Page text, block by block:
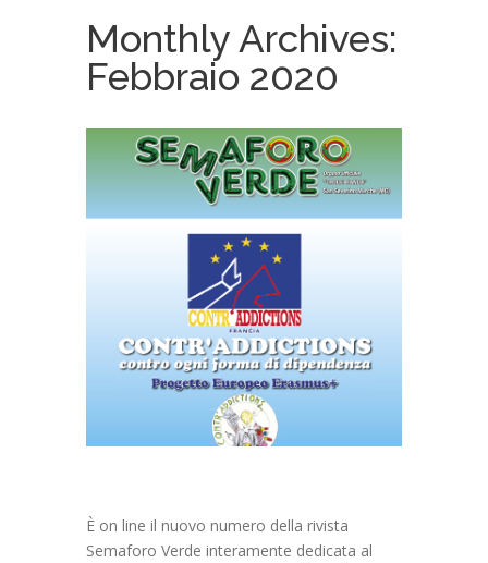
Monthly Archives:
Febbraio 2020
È on line il nuovo numero della rivista
Semaforo Verde interamente dedicata al